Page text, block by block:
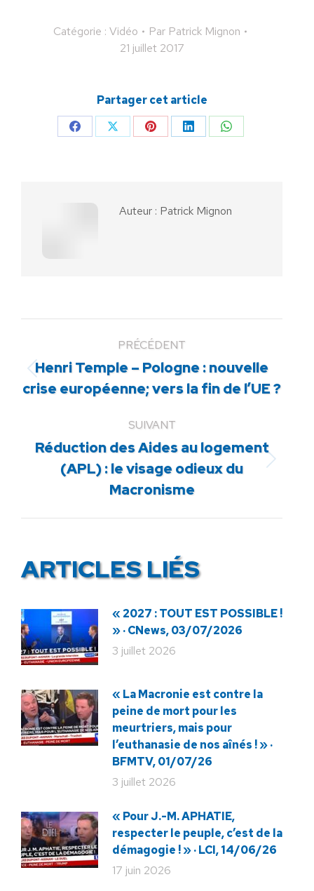
Catégorie : Vidéo Par Patrick Mignon
21 juillet 2017
Partager cet article
PartagerPartagerPartagerPartagerPartager
Auteur : Patrick Mignon
PRÉCÉDENT
Article
précédent
Henri Temple – Pologne : nouvelle
crise européenne; vers la fin de l’UE ?
SUIVANT
Article
suivant
:
Réduction des Aides au logement
(APL) : le visage odieux du
Macronisme
ARTICLES LIÉS
« 2027 : TOUT EST POSSIBLE !
» · CNews, 03/07/2026
3 juillet 2026
« La Macronie est contre la
peine de mort pour les
meurtriers, mais pour
l’euthanasie de nos aînés ! » ·
BFMTV, 01/07/26
3 juillet 2026
« Pour J.-M. APHATIE,
respecter le peuple, c’est de la
démagogie ! » · LCI, 14/06/26
17 juin 2026